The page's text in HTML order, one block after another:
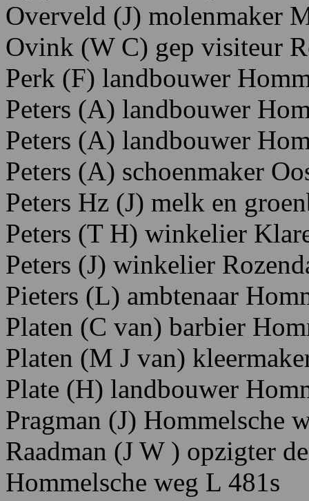
Overveld (J) molenmaker
Ovink (W C) gep visiteur
Perk (F) landbouwer H
Peters (A) landbouwer
Peters (A) landbouwer H
Peters (A) schoenmaker O
Peters Hz (J) melk en
Peters (T H) winkelier K
Peters (J) winkelier R
Pieters (L) ambtenaar H
Platen (C van) barbier
Platen (M J van)
Plate (H) landbouwer Ho
Pragman (J) Hommelsche
Raadman (J W ) opzigter
Hommelsche weg L 481s